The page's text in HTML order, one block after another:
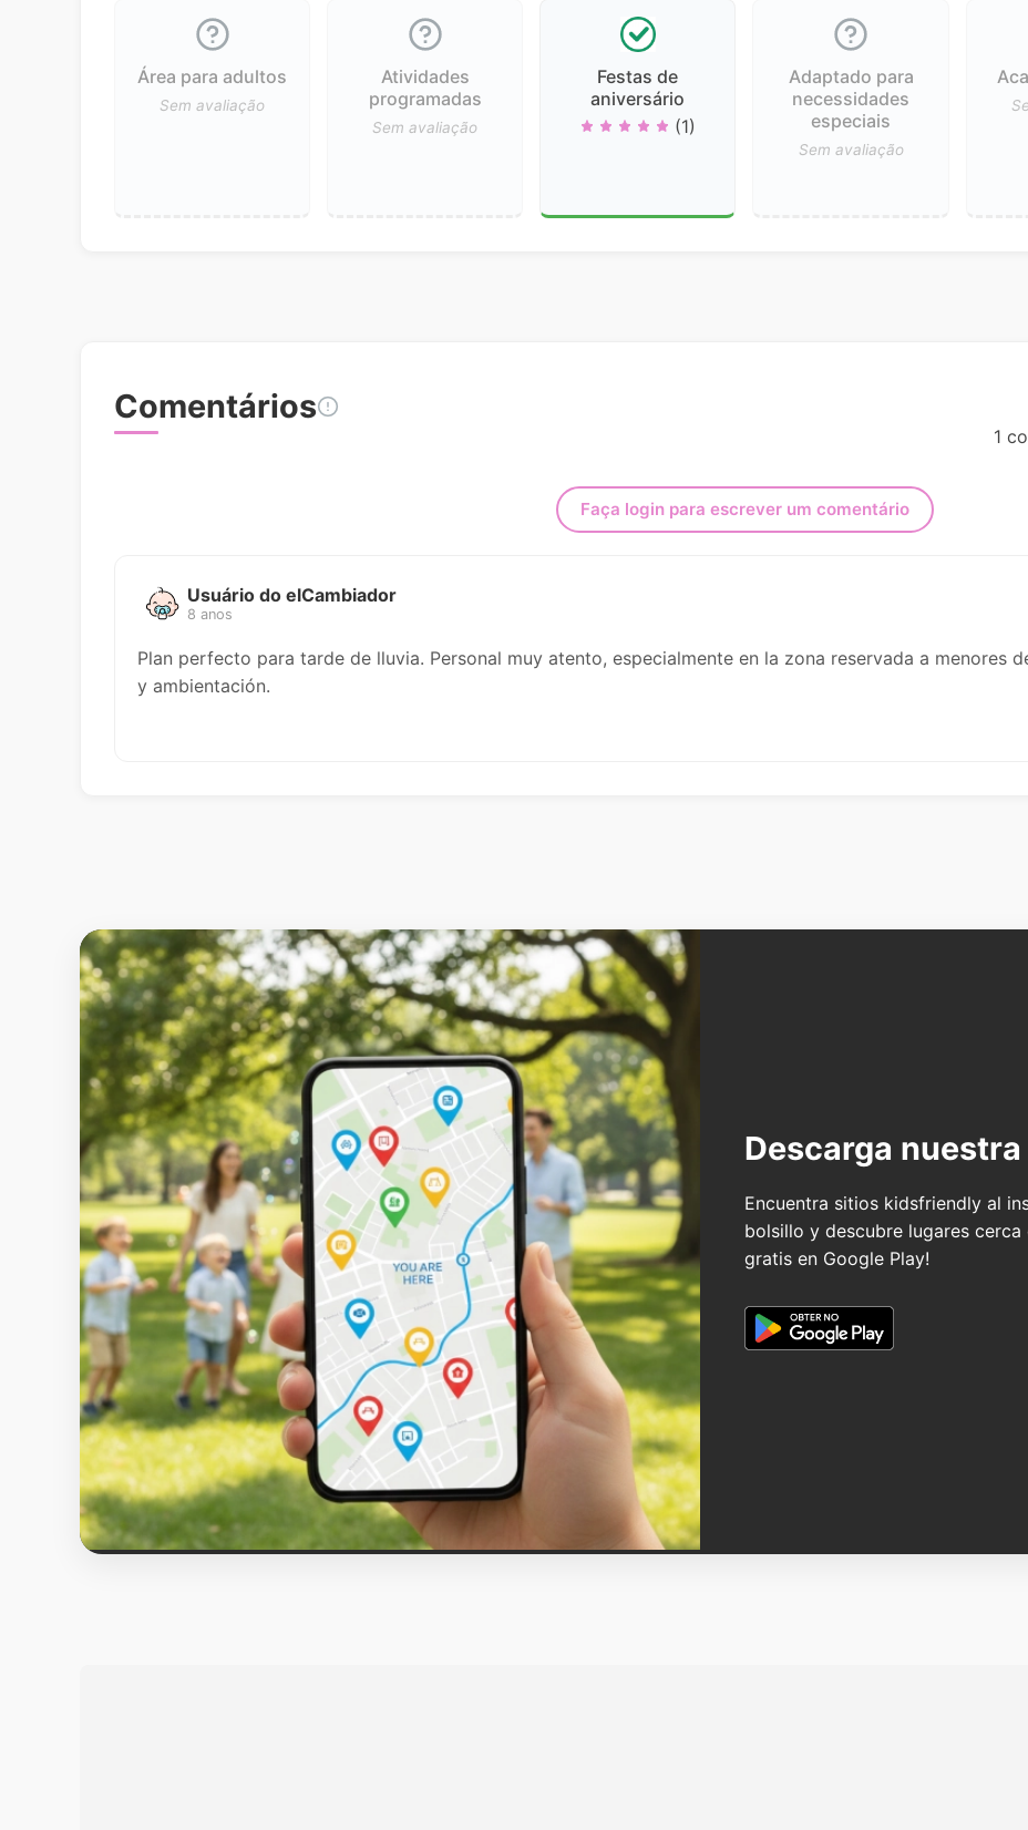
Área para adultos
Sem avaliação
Atividades
programadas
Sem avaliação
Festas de
aniversário
(1)
Adaptado para
necessidades
especiais
Sem avaliação
Comentários
1
Faça login para escrever um comentário
Usuário do elCambiador
8 anos
Plan perfecto para tarde de lluvia. Personal muy atento, especialmente en la zona reservada a menores
y ambientación.
Descarga
Encuentra sitios kidsfriendly al
bolsillo y descubre lugares
gratis en Google Play!